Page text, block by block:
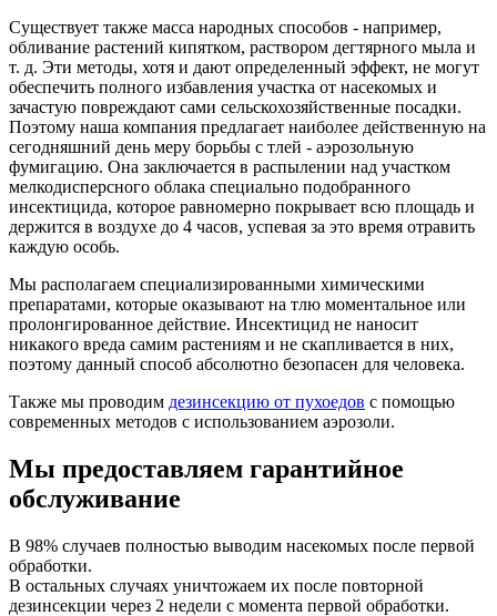
Существует также масса народных способов - например,
обливание растений кипятком, раствором дегтярного мыла и
т. д. Эти методы, хотя и дают определенный эффект, не могут
обеспечить полного избавления участка от насекомых и
зачастую повреждают сами сельскохозяйственные посадки.
Поэтому наша компания предлагает наиболее действенную на
сегодняшний день меру борьбы с тлей - аэрозольную
фумигацию. Она заключается в распылении над участком
мелкодисперсного облака специально подобранного
инсектицида, которое равномерно покрывает всю площадь и
держится в воздухе до 4 часов, успевая за это время отравить
каждую особь.
Мы располагаем специализированными химическими
препаратами, которые оказывают на тлю моментальное или
пролонгированное действие. Инсектицид не наносит
никакого вреда самим растениям и не скапливается в них,
поэтому данный способ абсолютно безопасен для человека.
Также мы проводим дезинсекцию от пухоедов с помощью
современных методов с использованием аэрозоли.
Мы предоставляем гарантийное
обслуживание
В 98% случаев полностью выводим насекомых после первой
обработки.
В остальных случаях уничтожаем их после повторной
дезинсекции через 2 недели с момента первой обработки.